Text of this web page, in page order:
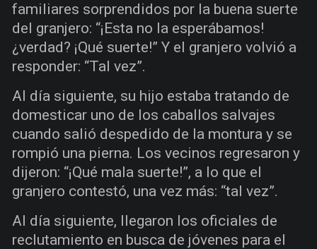
familiares sorprendidos por la buena suerte
del granjero: “¡Esta no la esperábamos!
¿verdad? ¡Qué suerte!” Y el granjero volvió a
responder: “Tal vez”.
Al día siguiente, su hijo estaba tratando de
domesticar uno de los caballos salvajes
cuando salió despedido de la montura y se
rompió una pierna. Los vecinos regresaron y
dijeron: “¡Qué mala suerte!”, a lo que el
granjero contestó, una vez más: “tal vez”.
Al día siguiente, llegaron los oficiales de
reclutamiento en busca de jóvenes para el